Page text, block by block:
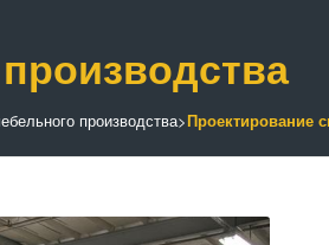
производства>Проектирование